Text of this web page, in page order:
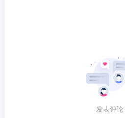
发表评论